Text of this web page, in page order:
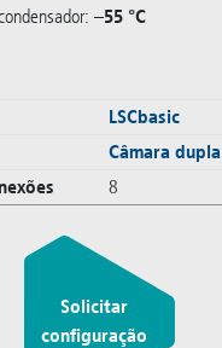
–55 °C
LSCbasic
Câmara dupla
8
Solicitar
configuração